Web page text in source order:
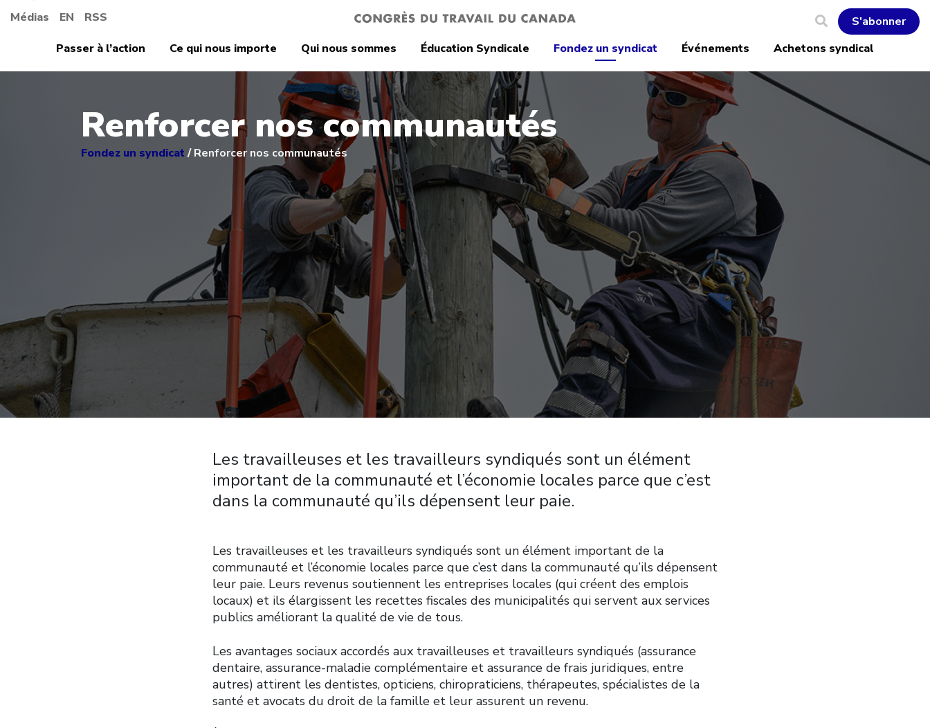
Médias EN RSS
S'abonner
Passer à l’action
Ce qui nous importe Qui nous sommes Éducation Syndicale Fondez un syndicat Événements Achetons syndical
Renforcer nos communautés
Fondez un syndicat/Renforcer nos communautés
Les travailleuses et les travailleurs syndiqués sont un élément
important de la communauté et l’économie locales parce que c’est
dans la communauté qu’ils dépensent leur paie.
Les travailleuses et les travailleurs syndiqués sont un élément important de la
communauté et l’économie locales parce que c’est dans la communauté qu’ils dépensent
leur paie. Leurs revenus soutiennent les entreprises locales (qui créent des emplois
locaux) et ils élargissent les recettes fiscales des municipalités qui servent aux services
publics améliorant la qualité de vie de tous.
Les avantages sociaux accordés aux travailleuses et travailleurs syndiqués (assurance
dentaire, assurance-maladie complémentaire et assurance de frais juridiques, entre
autres) attirent les dentistes, opticiens, chiropraticiens, thérapeutes, spécialistes de la
santé et avocats du droit de la famille et leur assurent un revenu.